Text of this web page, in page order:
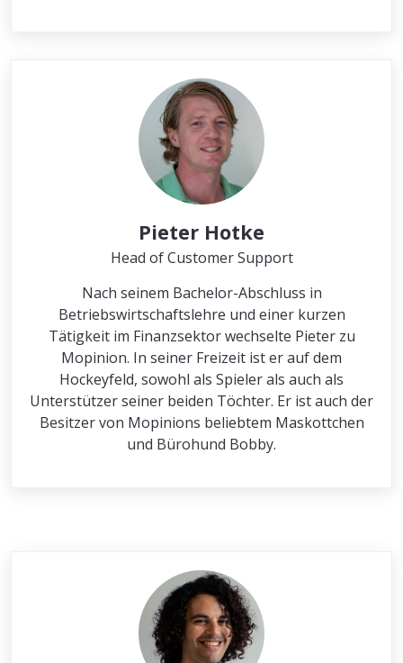
Pieter Hotke
Head of Customer Support
Nach seinem Bachelor-Abschluss in
Betriebswirtschaftslehre und einer kurzen
Tätigkeit im Finanzsektor wechselte Pieter zu
Mopinion. In seiner Freizeit ist er auf dem
Hockeyfeld, sowohl als Spieler als auch als
Unterstützer seiner beiden Töchter. Er ist auch der
Besitzer von Mopinions beliebtem Maskottchen
und Bürohund Bobby.